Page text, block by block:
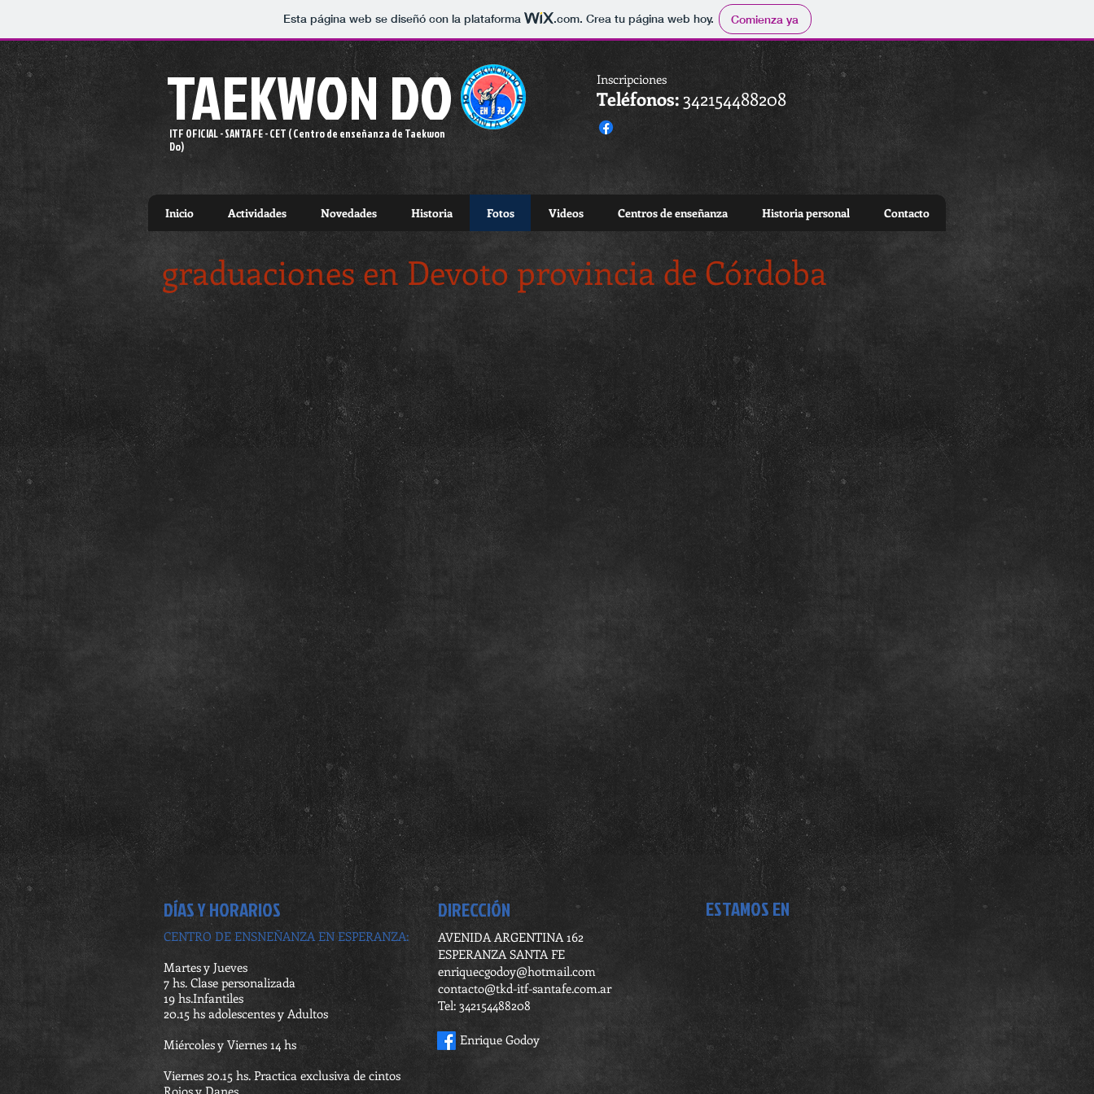
Esta página web se diseñó con la plataforma .com. Crea tu página web hoy. Comienza ya
TAEKWON DO
ITF OFICIAL - SANTA FE -CET ( Centro de enseñanza de Taekwon
Do)
Inscripciones
Teléfonos: 342154488208
Inicio Actividades Novedades Historia Fotos Videos Centros de enseñanza Historia personal Contacto
graduaciones en Devoto provincia de Córdoba
DÍAS Y HORARIOS
CENTRO DE ENSNEÑANZA EN ESPERANZA:
Martes y Jueves
7 hs. Clase personalizada
19 hs.Infantiles
20.15 hs adolescentes y Adultos
Miércoles y Viernes 14 hs
Viernes 20.15 hs. Practica exclusiva de cintos
Rojos y Danes.
DIRECCIÓN
AVENIDA ARGENTINA 162
ESPERANZA SANTA FE
enriquecgodoy@hotmail.com
contacto@tkd-itf-santafe.com.ar
Tel: 342154488208
Enrique Godoy
ESTAMOS EN